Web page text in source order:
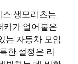
생모리츠는
카가 얼어붙은
는 자동차 모임
한 설정은 리